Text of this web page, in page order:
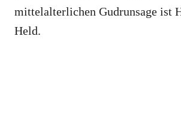
mittelalterlichen Gudrunsage ist
Held.